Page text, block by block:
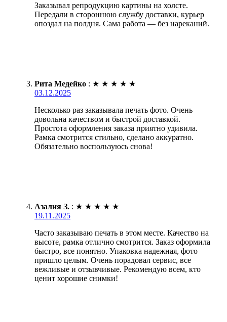
Заказывал репродукцию картины на холсте.
Передали в стороннюю службу доставки, курьер
опоздал на полдня. Сама работа — без нареканий.
Рита Медейко : ★ ★ ★ ★ ★
03.12.2025
Несколько раз заказывала печать фото. Очень
довольна качеством и быстрой доставкой.
Простота оформления заказа приятно удивила.
Рамка смотрится стильно, сделано аккуратно.
Обязательно воспользуюсь снова!
Азалия З. : ★ ★ ★ ★ ★
19.11.2025
Часто заказываю печать в этом месте. Качество на
высоте, рамка отлично смотрится. Заказ оформила
быстро, все понятно. Упаковка надежная, фото
пришло целым. Очень порадовал сервис, все
вежливые и отзывчивые. Рекомендую всем, кто
ценит хорошие снимки!